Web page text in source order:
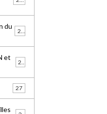
du
et
27